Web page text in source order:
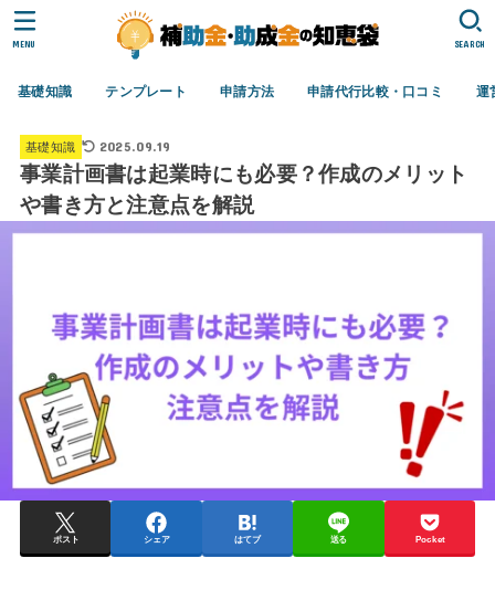
基礎知識 テンプレート 申請方法 申請代行比較・口コミ 運
SEARCH
MENU
基礎知識 2025.09.19
事業計画書は起業時にも必要？作成のメリット
や書き方と注意点を解説
ポスト シェア はてブ 送る Pocket